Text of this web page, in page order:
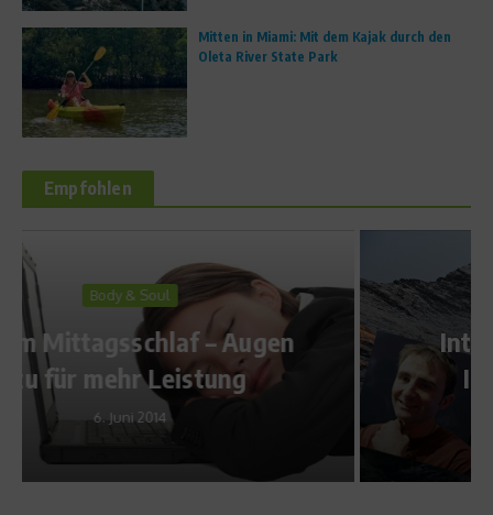
Mitten in Miami: Mit dem Kajak durch den
Oleta River State Park
Empfohlen
Star Interviews
Interview mit Ueli Steck –
Immer gegen die Zeit